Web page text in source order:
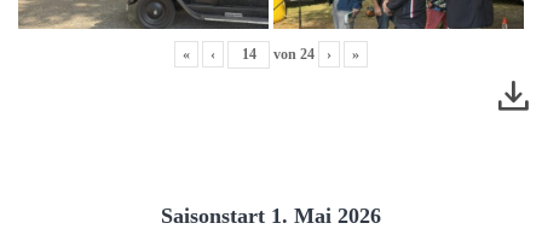
« ‹ von 24 › »
Saisonstart 1. Mai 2026